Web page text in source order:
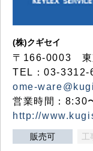
(株)クギセイ
〒166-0003 東
TEL：03-
ome-
営業時間：8:30
http://
販売可 工